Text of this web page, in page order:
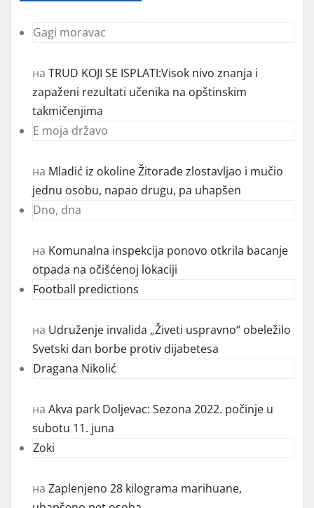
Gagi moravac
на TRUD KOJI SE ISPLATI:Visok nivo znanja i
zapaženi rezultati učenika na opštinskim
takmičenjima
E moja državo
на Mladić iz okoline Žitorađe zlostavljao i mučio
jednu osobu, napao drugu, pa uhapšen
Dno, dna
на Komunalna inspekcija ponovo otkrila bacanje
otpada na očišćenoj lokaciji
Football predictions
на Udruženje invalida „Živeti uspravno“ obeležilo
Svetski dan borbe protiv dijabetesa
Dragana Nikolić
на Akva park Doljevac: Sezona 2022. počinje u
subotu 11. juna
Zoki
на Zaplenjeno 28 kilograma marihuane,